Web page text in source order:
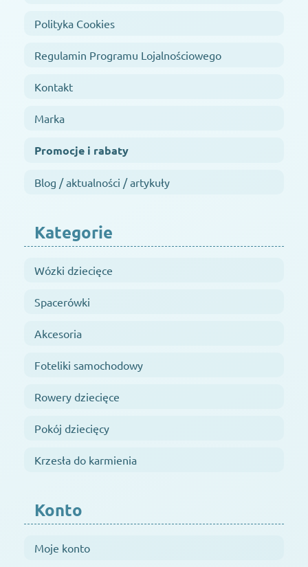
Polityka Cookies
Regulamin Programu Lojalnościowego
Kontakt
Marka
Promocje i rabaty
Blog / aktualności / artykuły
Kategorie
Wózki dziecięce
Spacerówki
Akcesoria
Foteliki samochodowy
Rowery dziecięce
Pokój dziecięcy
Krzesła do karmienia
Konto
Moje konto